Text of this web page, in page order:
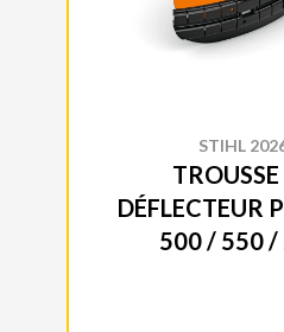
STIHL
TROUSSE
DÉFLECTEUR
500 / 550 /